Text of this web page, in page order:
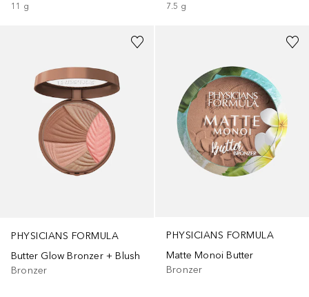
11 g 7.5 g
PHYSICIANS FORMULA
Butter Glow Bronzer + Blush
Bronzer
PHYSICIANS FORMULA
Matte Monoi Butter
Bronzer